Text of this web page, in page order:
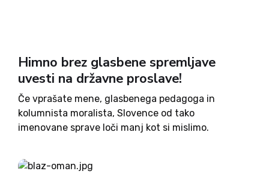
Himno brez glasbene spremljave
uvesti na državne proslave!
Če vprašate mene, glasbenega pedagoga in
kolumnista moralista, Slovence od tako
imenovane sprave loči manj kot si mislimo.
Pretiravaš! boste rekli, jaz pa bom v odgovor
pokazal na pozabljeno moč skupnega petja. Itak,